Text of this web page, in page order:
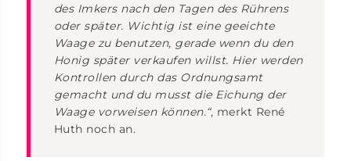
des Imkers nach den Tagen des Rührens
oder später. Wichtig ist eine geeichte
Waage zu benutzen, gerade wenn du den
Honig später verkaufen willst. Hier werden
Kontrollen durch das Ordnungsamt
gemacht und du musst die Eichung der
Waage vorweisen können.“, merkt René
Huth noch an.